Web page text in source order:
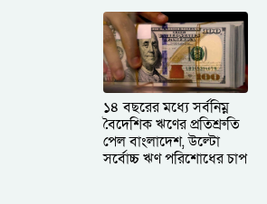
১৪ বছরের মধ্যে সর্বনিম্ন
বৈদেশিক ঋণের প্রতিশ্রুতি
পেল বাংলাদেশ, উল্টো
সর্বোচ্চ ঋণ পরিশোধের চাপ